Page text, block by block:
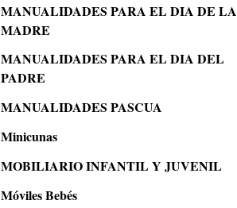
MANUALIDADES PARA EL DIA DE LA
MADRE
MANUALIDADES PARA EL DIA DEL
PADRE
MANUALIDADES PASCUA
Minicunas
MOBILIARIO INFANTIL Y JUVENIL
Móviles Bebés